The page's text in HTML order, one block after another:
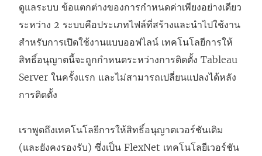
า
ต่
า
ง
ใ
)
ดูแลระบบ ข้อแตกต่างของการกำหนดค่าเพียงอย่างเดียว
ระหว่าง 2 ระบบคือประเภทไฟล์ที่สร้างและนำไปใช้งาน
สำหรับการเปิดใช้งานแบบออฟไลน์ เทคโนโลยีการให้
สิทธิ์อนุญาตนี้จะถูกกำหนดระหว่างการติดตั้ง Tableau
Server ในครั้งแรก และไม่สามารถเปลี่ยนแปลงได้หลัง
การติดตั้ง
เราพูดถึงเทคโนโลยีการให้สิทธิ์อนุญาตเวอร์ชันเดิม
(และยังคงรองรับ) ซึ่งเป็น FlexNet เทคโนโลยีเวอร์ชัน